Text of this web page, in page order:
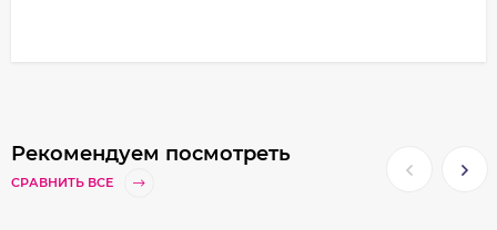
Рекомендуем посмотреть
СРАВНИТЬ ВСЕ